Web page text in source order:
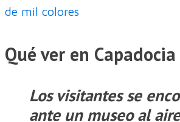
de mil colores
Qué ver en Capadocia
Los visitantes se
ante un museo al